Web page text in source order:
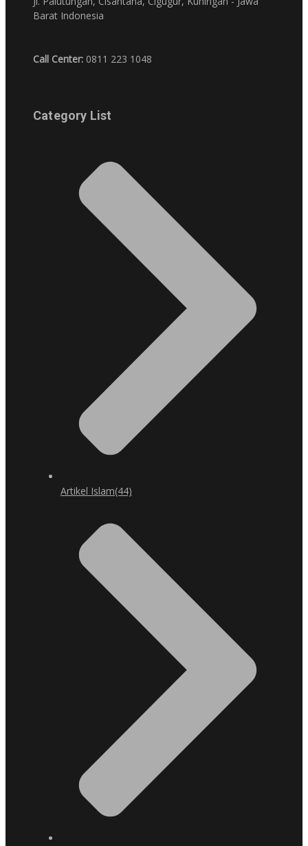
Barat Indonesia
Call Center: 0811 223 1048
Category List
Artikel Islam(44)